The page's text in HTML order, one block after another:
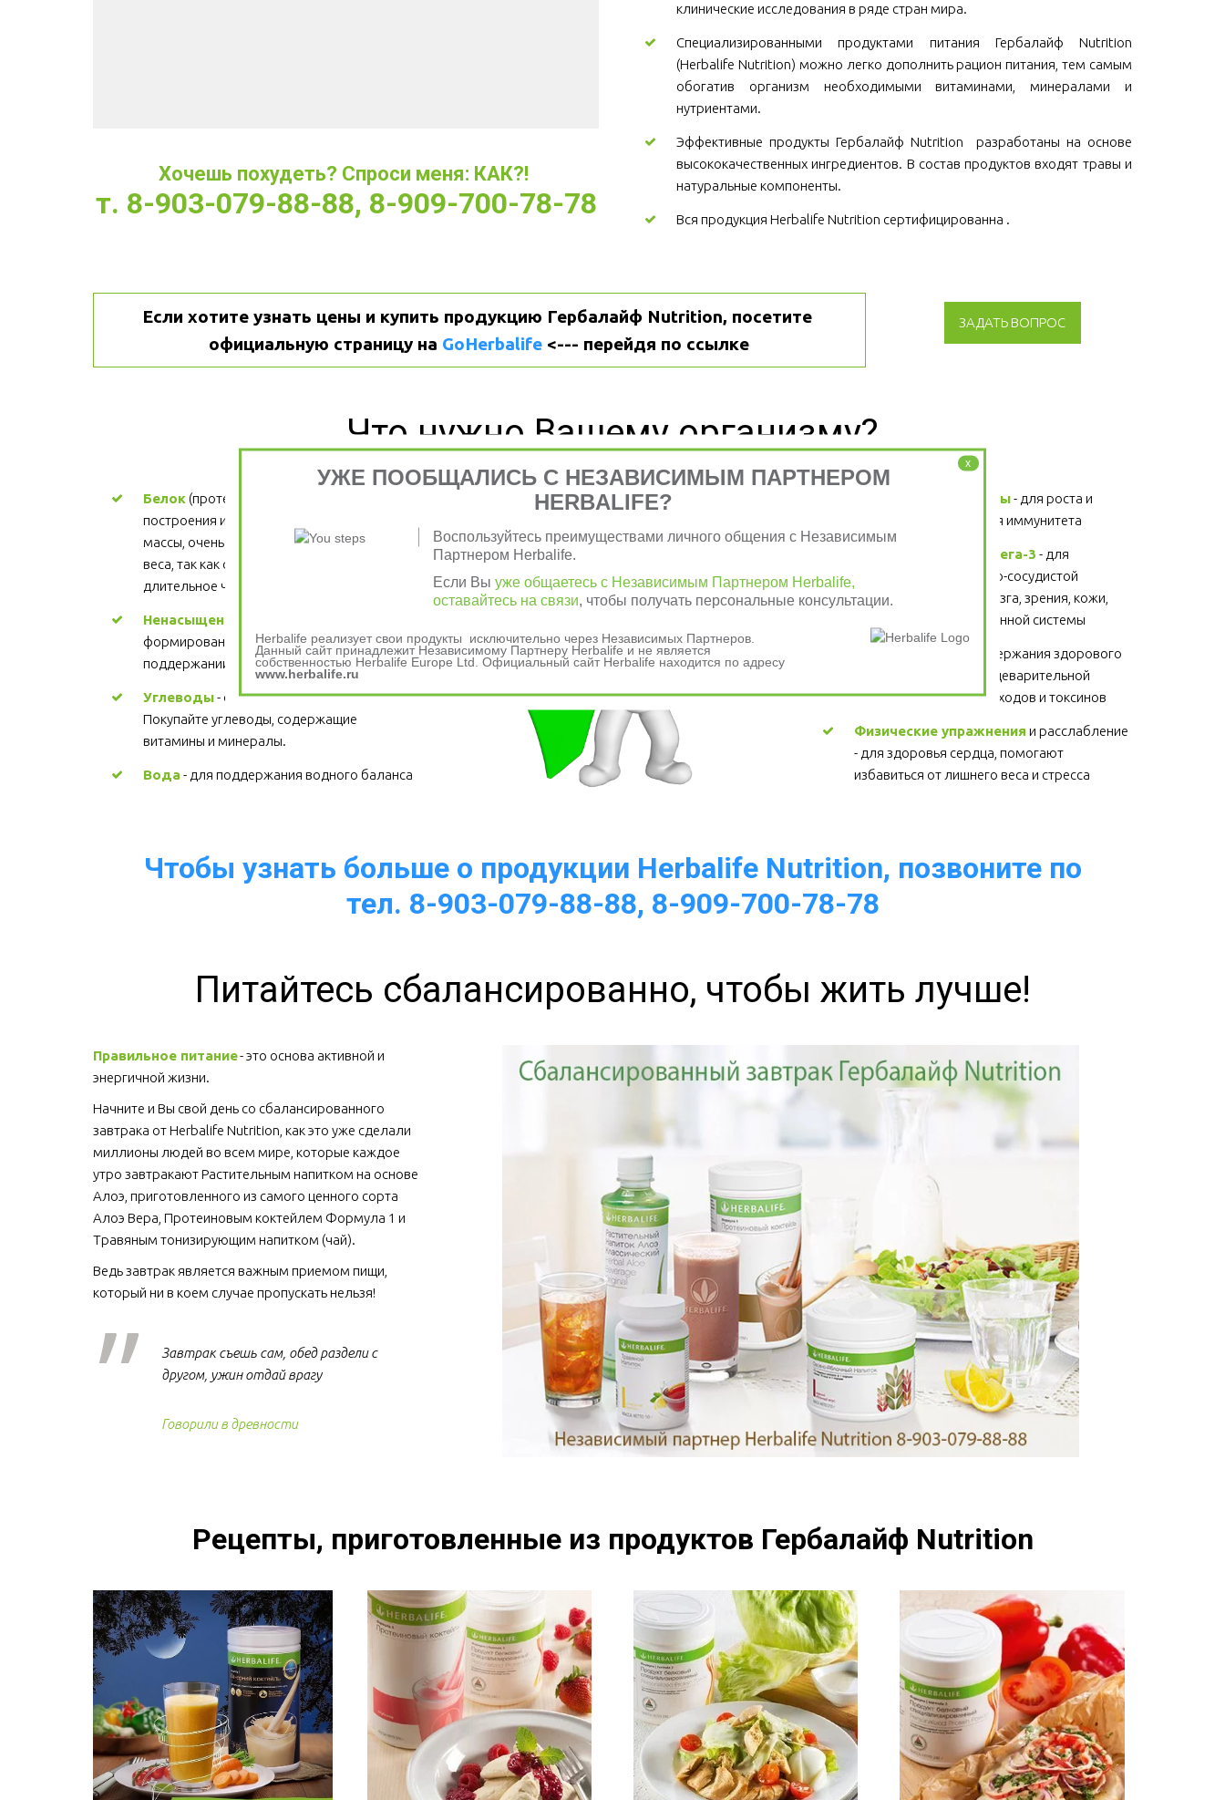
Хочешь похудеть? Спроси меня: КАК?!
т. 8-903-079-88-88, 8-909-700-78-78
клинические исследования в ряде стран мира.
Специализированными продуктами питания Гербалайф Nutrition
(Herbalife Nutrition) можно легко дополнить рацион питания, тем самым
обогатив организм необходимыми витаминами, минералами и
нутриентами.
Эффективные продукты Гербалайф Nutrition разработаны на основе
высококачественных ингредиентов. В состав продуктов входят травы и
натуральные компоненты.
Вся продукция Herbalife Nutrition сертифицированна .
Если хотите узнать цены и купить продукцию Гербалайф Nutrition, посетите
официальную страницу на GoHerbalife <--- перейдя по ссылке
ЗАДАТЬ ВОПРОС
Что нужно Вашему организму?
Белок (протеин) - ценный материал для
построения и поддержания мышечной
массы, очень важен для процесса снижения
веса, так как обеспечивает более
длительное чувство сытости.
Ненасыщенные жиры
формировании структуры каждой клетки,
поддержании здорового сердца. Цена
Углеводы - основной источник энергии.
Покупайте углеводы, содержащие
витамины и минералы.
Вода - для поддержания водного баланса
Витамины и минералы - для роста и
развития, поддержания иммунитета
Жирные кислоты Омега-3 - для
поддержания сердечно-сосудистой
системы, головного мозга, зрения, кожи,
суставов, волос и иммунной системы
- для поддержания здорового
функционирования пищеварительной
системы, выведение отходов и токсинов
Физические упражнения и расслабление
- для здоровья сердца, помогают
избавиться от лишнего веса и стресса
Чтобы узнать больше о продукции Herbalife Nutrition, позвоните по
тел. 8-903-079-88-88, 8-909-700-78-78
Питайтесь сбалансированно, чтобы жить лучше!
Правильное питание - это основа активной и
энергичной жизни.
Начните и Вы свой день со сбалансированного
завтрака от Herbalife Nutrition, как это уже сделали
миллионы людей во всем мире, которые каждое
утро завтракают Растительным напитком на основе
Алоэ, приготовленного из самого ценного сорта
Алоэ Вера, Протеиновым коктейлем Формула 1 и
Травяным тонизирующим напитком (чай).
Ведь завтрак является важным приемом пищи,
который ни в коем случае пропускать нельзя!
Завтрак съешь сам, обед раздели с
другом, ужин отдай врагу
Говорили в древности
Рецепты, приготовленные из продуктов Гербалайф Nutrition
x
УЖЕ ПООБЩАЛИСЬ С НЕЗАВИСИМЫМ ПАРТНЕРОМ
HERBALIFE?
Воспользуйтесь преимуществами личного общения с Независимым
Партнером Herbalife.
Если Вы уже общаетесь с Независимым Партнером Herbalife,
оставайтесь на связи, чтобы получать персональные консультации.
Herbalife реализует свои продукты исключительно через Независимых Партнеров.
Данный сайт принадлежит Независимому Партнеру Herbalife и не является
собственностью Herbalife Europe Ltd. Официальный сайт Herbalife находится по адресу
www.herbalife.ru